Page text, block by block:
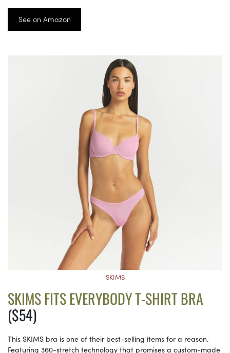
See on Amazon
SKIMS
SKIMS FITS EVERYBODY T-SHIRT BRA
($54)
This SKIMS bra is one of their best-selling items for a reason.
Featuring 360-stretch technology that promises a custom-made